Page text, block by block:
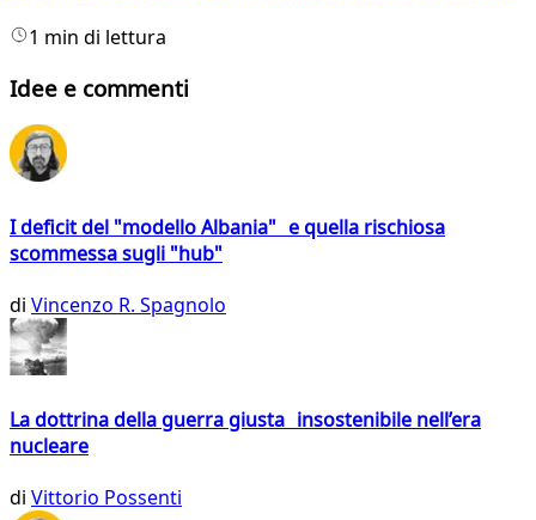
1 min di lettura
Idee e commenti
I deficit del "modello Albania" e quella rischiosa
scommessa sugli "hub"
di Vincenzo R. Spagnolo
La dottrina della guerra giusta insostenibile nell’era
nucleare
di Vittorio Possenti